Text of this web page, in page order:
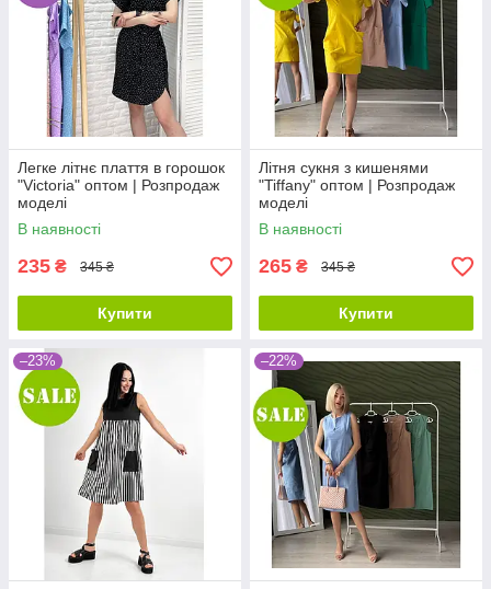
Легке літнє плаття в горошок
"Victoria" оптом | Розпродаж
моделі
В наявності
235 ₴ 345 ₴
Купити
Літня сукня з кишенями
"Tiffany" оптом | Розпродаж
моделі
В наявності
265 ₴ 345 ₴
Купити
–23% –22%